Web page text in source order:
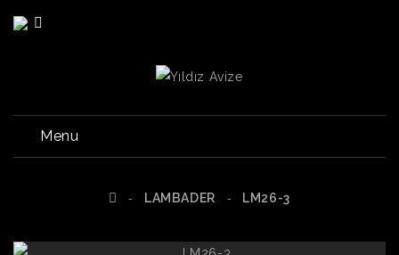
Menu
LAMBADER LM26-3